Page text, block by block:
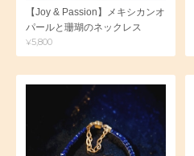
【Joy & Passion】メキシカンオ
パールと珊瑚のネックレス
¥5,800